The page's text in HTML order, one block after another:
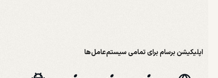
اپلیکیشن برسام برای تمامی سیستم‌عامل‌ها